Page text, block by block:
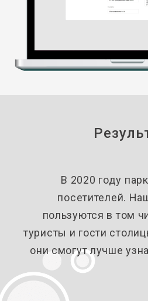
В 2020 году
посетителей.
пользуются в том
туристы и гости
они смогут лучше